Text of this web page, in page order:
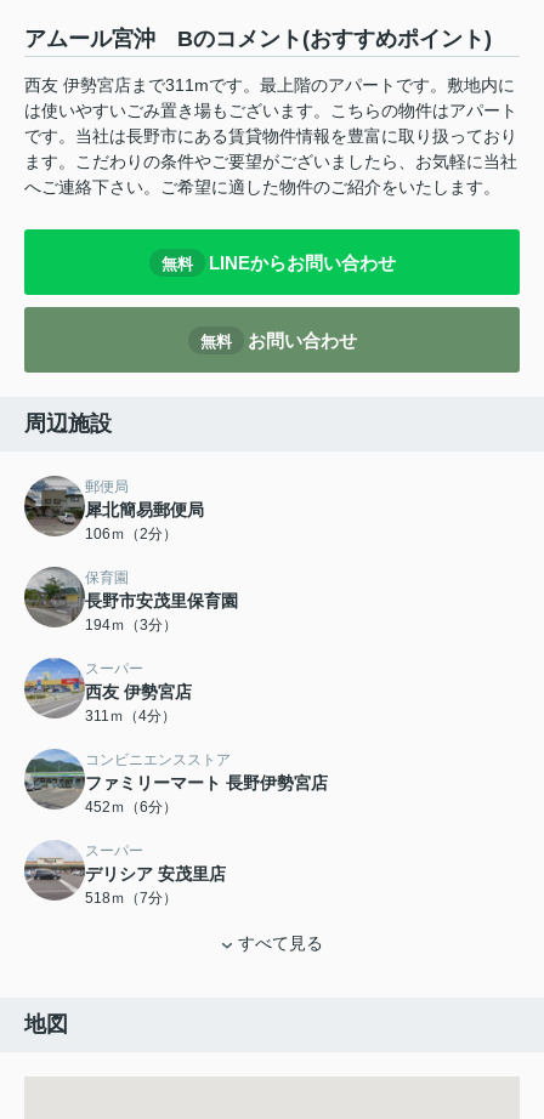
アムール宮沖 Bのコメント(おすすめポイント)
西友 伊勢宮店まで311mです。最上階のアパートです。敷地内に
は使いやすいごみ置き場もございます。こちらの物件はアパート
です。当社は長野市にある賃貸物件情報を豊富に取り扱っており
ます。こだわりの条件やご要望がございましたら、お気軽に当社
へご連絡下さい。ご希望に適した物件のご紹介をいたします。
無料 LINEからお問い合わせ
無料 お問い合わせ
周辺施設
郵便局
犀北簡易郵便局
106ｍ（2分）
保育園
長野市安茂里保育園
194ｍ（3分）
スーパー
西友 伊勢宮店
311ｍ（4分）
コンビニエンスストア
ファミリーマート 長野伊勢宮店
452ｍ（6分）
スーパー
デリシア 安茂里店
518ｍ（7分）
すべて見る
地図